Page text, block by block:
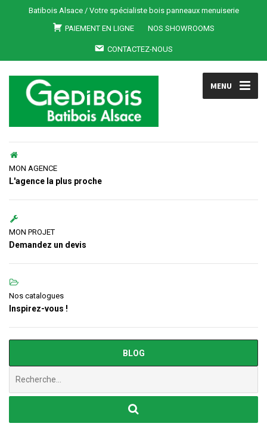
Batibois Alsace / Votre spécialiste bois panneaux menuiserie
PAIEMENT EN LIGNE
NOS SHOWROOMS
CONTACTEZ-NOUS
MENU
MON AGENCE
L'agence la plus proche
MON PROJET
Demandez un devis
Nos catalogues
Inspirez-vous !
BLOG